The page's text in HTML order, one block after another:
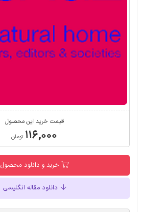
قیمت خرید این محصول
۱۱۶,۰۰۰ تومان
خرید و دانلود محصول
دانلود مقاله انگلیسی